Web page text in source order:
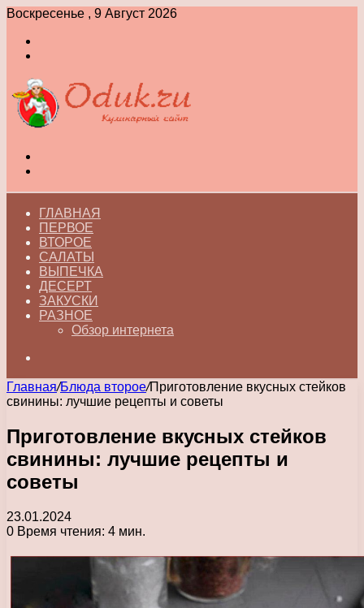
Воскресенье , 9 Август 2026
ГЛАВНАЯ
ПЕРВОЕ
ВТОРОЕ
САЛАТЫ
ВЫПЕЧКА
ДЕСЕРТ
ЗАКУСКИ
РАЗНОЕ
Обзор интернета
Главная/Блюда второе/Приготовление вкусных стейков
свинины: лучшие рецепты и советы
Приготовление вкусных стейков
свинины: лучшие рецепты и
советы
23.01.2024
0 Время чтения: 4 мин.